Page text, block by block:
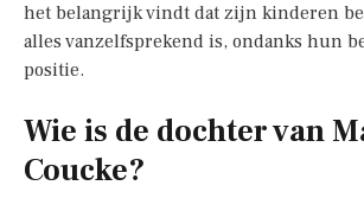
het belangrijk vindt dat zijn kinderen
alles vanzelfsprekend is, ondanks hun
positie.
Wie is de dochter van
Coucke?